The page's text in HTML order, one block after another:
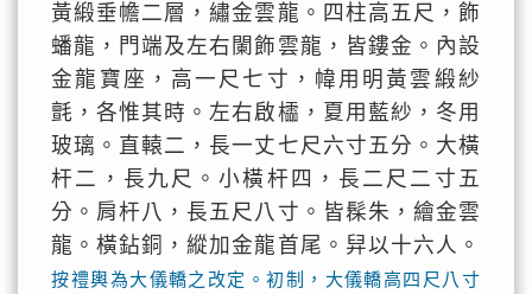
黃緞垂幨二層，繡金雲龍。四柱高五尺，飾
蟠龍，門端及左右闌飾雲龍，皆鏤金。內設
金龍寶座，高一尺七寸，幃用明黃雲緞紗
氈，各惟其時。左右啟櫺，夏用藍紗，冬用
玻璃。直轅二，長一丈七尺六寸五分。大橫
杆二，長九尺。小橫杆四，長二尺二寸五
分。肩杆八，長五尺八寸。皆髹朱，繪金雲
龍。橫鉆銅，縱加金龍首尾。舁以十六人。
按禮輿為大儀轎之改定。初制，大儀轎高四尺八寸